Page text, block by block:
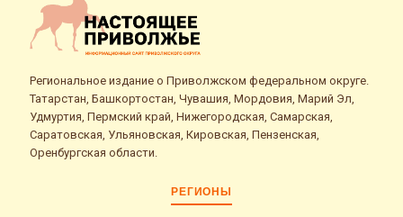
Региональное издание о Приволжском федеральном округе.
Татарстан, Башкортостан, Чувашия, Мордовия, Марий Эл,
Удмуртия, Пермский край, Нижегородская, Самарская,
Саратовская, Ульяновская, Кировская, Пензенская,
Оренбургская области.
РЕГИОНЫ